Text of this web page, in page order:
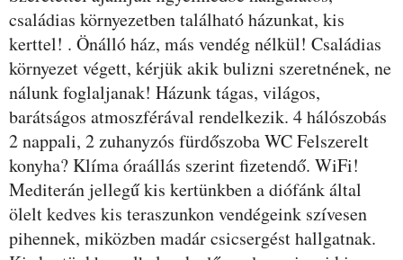
családias környezetben található házunkat, kis
kerttel! . Önálló ház, más vendég nélkül! Családias
környezet végett, kérjük akik bulizni szeretnének, ne
nálunk foglaljanak! Házunk tágas, világos,
barátságos atmoszférával rendelkezik. 4 hálószobás
2 nappali, 2 zuhanyzós fürdőszoba WC Felszerelt
konyha? Klíma óraállás szerint fizetendő. WiFi!
Mediterán jellegű kis kertünkben a diófánk által
ölelt kedves kis teraszunkon vendégeink szívesen
pihennek, miközben madár csicsergést hallgatnak.